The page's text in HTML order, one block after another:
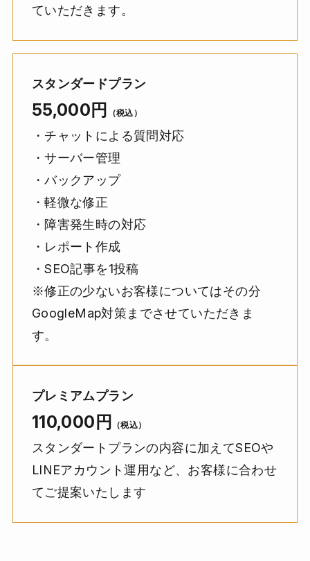
ていただきます。
スタンダードプラン
55,000円 （税込）
・チャットによる質問対応
・サーバー管理
・バックアップ
・軽微な修正
・障害発生時の対応
・レポート作成
・SEO記事を1投稿
※修正の少ないお客様についてはその分
GoogleMap対策までさせていただきま
す。
プレミアムプラン
110,000 円 （税込）
スタンダートプランの内容に加えてSEOや
LINEアカウント運用など、お客様に合わせ
てご提案いたします